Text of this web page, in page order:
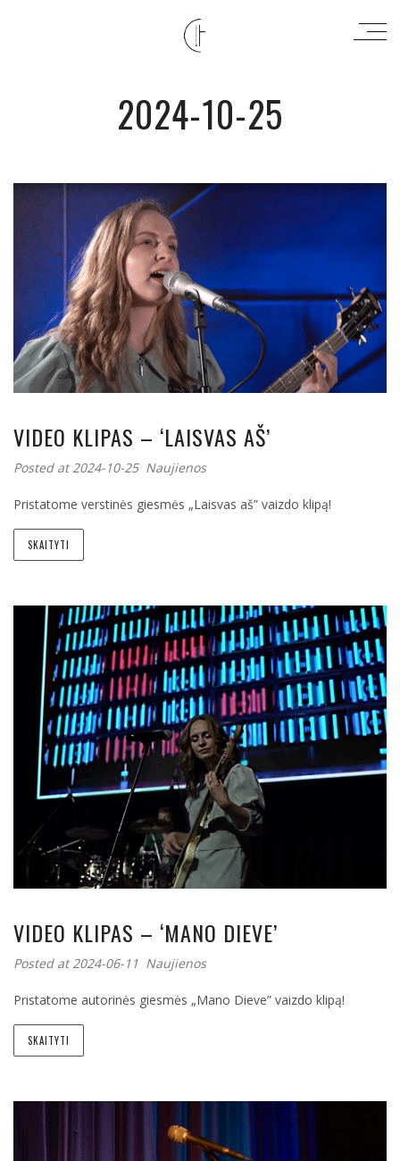
2024-10-25
VIDEO KLIPAS – ‘LAISVAS AŠ’
Posted at 2024-10-25 Naujienos
Pristatome verstinės giesmės „Laisvas aš” vaizdo klipą!
SKAITYTI
VIDEO KLIPAS – ‘MANO DIEVE’
Posted at 2024-06-11 Naujienos
Pristatome autorinės giesmės „Mano Dieve” vaizdo klipą!
SKAITYTI